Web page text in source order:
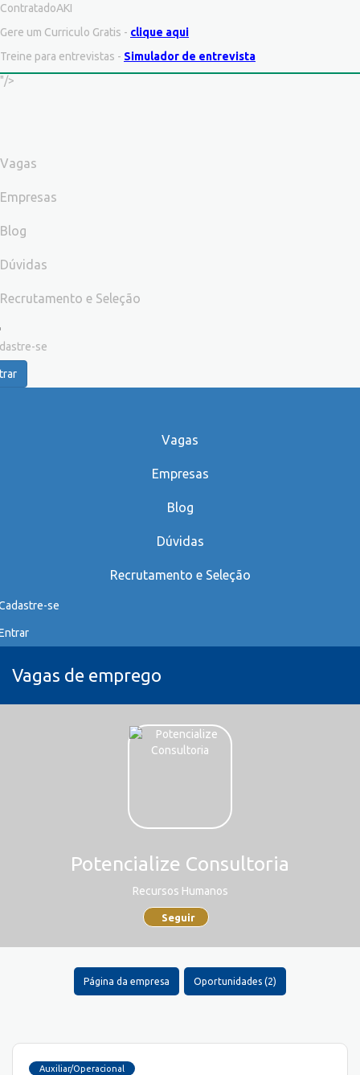
ContratadoAKI
Gere um Curriculo Gratis - clique aqui
Treine para entrevistas - Simulador de entrevista
"/>
Vagas
Empresas
Blog
Dúvidas
Recrutamento e Seleção
se
Vagas
Empresas
Blog
Dúvidas
Recrutamento e Seleção
se
Vagas de emprego
Potencialize Consultoria
Recursos Humanos
Seguir
Página da empresa Oportunidades (2)
Auxiliar/Operacional